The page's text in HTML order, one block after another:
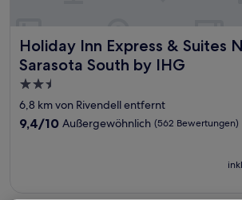
Holiday Inn Express & Suites
Sarasota South by IHG
Holiday Inn Express & Suites
2.5-
Sterne-
Unterkunft
6,8 km von Rivendell entfernt
9.4
9,4/10 Außergewöhnlich (562 Bewertungen)